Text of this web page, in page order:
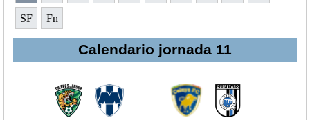
SF Fn
Calendario jornada 11